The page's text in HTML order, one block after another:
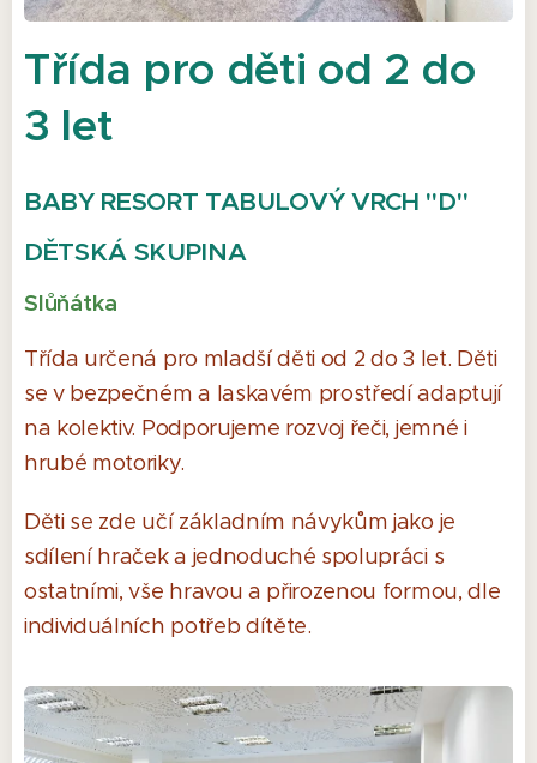
Třída pro děti od 2 do
3 let
BABY RESORT TABULOVÝ VRCH "D"
DĚTSKÁ SKUPINA
Slůňátka
Třída určená pro mladší děti od 2 do 3 let. Děti
se v bezpečném a laskavém prostředí adaptují
na kolektiv. Podporujeme rozvoj řeči, jemné i
hrubé motoriky.
Děti se zde učí základním návykům jako je
sdílení hraček a jednoduché spolupráci s
ostatními, vše hravou a přirozenou formou, dle
individuálních potřeb dítěte.